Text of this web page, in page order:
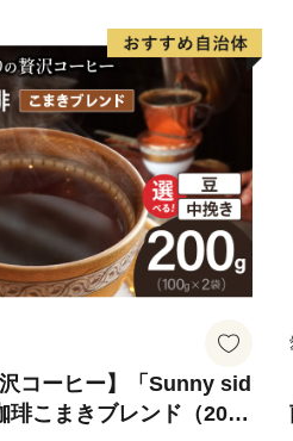
沢コーヒー】「Sunny sid
琲こまきブレンド（200